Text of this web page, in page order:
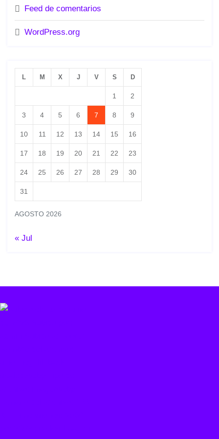
Feed de comentarios
WordPress.org
AGOSTO 2026
L M X J V S D
1 2
3 4 5 6 7 8 9
10 11 12 13 14 15 16
17 18 19 20 21 22 23
24 25 26 27 28 29 30
31
« Jul